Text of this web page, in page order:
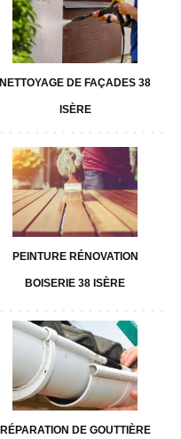
NETTOYAGE DE FAÇADES 38
ISÈRE
PEINTURE RÉNOVATION
BOISERIE 38 ISÈRE
RÉPARATION DE GOUTTIÈRE